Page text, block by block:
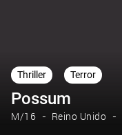
Thriller Terror
Possum
M/16 Reino Unido